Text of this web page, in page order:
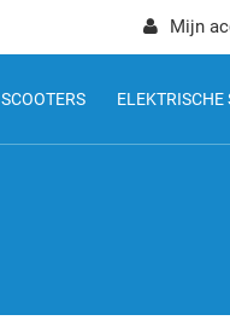
Mijn
SCOOTERS ELEKTRISCHE